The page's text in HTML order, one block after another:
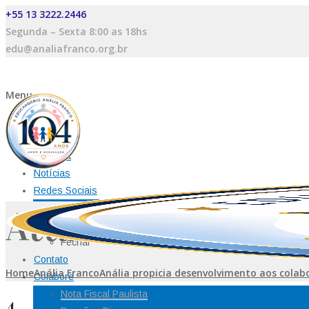
+55 13 3222.2446
Segunda – Sexta 8:00 as 18hs
edu@analiafranco.org.br
Menu
Home
História
Diretoria
Notícias
Redes Sociais
Vídeos
Fotos
Fechar
Contato
Colabore
Nota Fiscal Paulista
Attachment: 4
HomeAnália FrancoAnália propicia desenvolvimento aos